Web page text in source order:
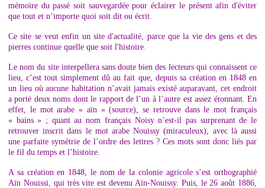
mémoire du passé soit sauvegardée pour éclairer le présent afin d'éviter
que tout et n’importe quoi soit dit ou écrit.
Ce site se veut enfin un site d'actualité, parce que la vie des gens et des
pierres continue quelle que soit l'histoire.
Le nom du site interpellera sans doute bien des lecteurs qui connaissent ce
lieu, c’est tout simplement dû au fait que, depuis sa création en 1848 en
un lieu où aucune habitation n’avait jamais existé auparavant, cet endroit
a porté deux noms dont le rapport de l’un à l’autre est assez étonnant. En
effet, le mot arabe « aïn » (source), se retrouve dans le mot français
« bains » ; quant au nom français Noisy n’est-il pas surprenant de le
retrouver inscrit dans le mot arabe Nouissy (miraculeux), avec là aussi
une parfaite symétrie de l’ordre des lettres ? Ces mots sont donc liés par
le fil du temps et l’histoire.
A sa création en 1848, le nom de la colonie agricole s’est orthographié
Aïn Nouissi, qui très vite est devenu Aïn-Nouissy. Puis, le 26 août 1886,